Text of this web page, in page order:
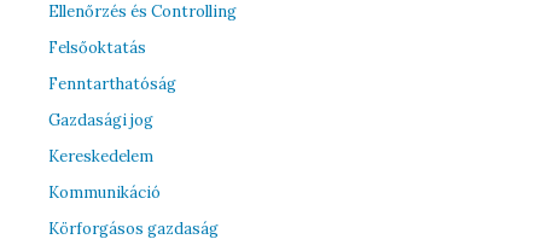
Ellenőrzés és Controlling
Felsőoktatás
Fenntarthatóság
Gazdasági jog
Kereskedelem
Kommunikáció
Körforgásos gazdaság